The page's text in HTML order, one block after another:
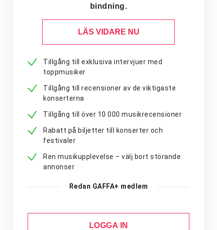
bindning.
LÄS VIDARE NU
Tillgång till exklusiva intervjuer med
toppmusiker
Tillgång till recensioner av de viktigaste
konserterna
Tillgång till över 10 000 musikrecensioner
Rabatt på biljetter till konserter och
festivaler
Ren musikupplevelse – välj bort störande
annonser
Redan GAFFA+ medlem
LOGGA IN